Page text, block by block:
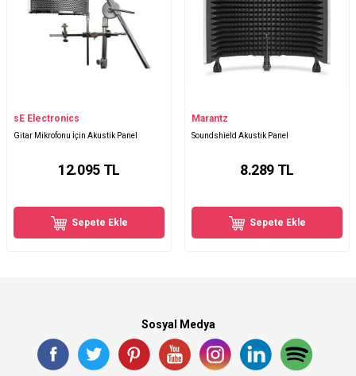
sE Electronics
Gitar Mikrofonu İçin Akustik Panel
12.095TL
Sepete Ekle
Marantz
Soundshield Akustik Panel
8.289 TL
Sepete Ekle
Sosyal Medya